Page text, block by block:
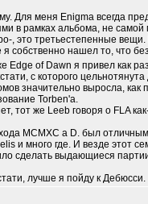
Для меня Enigma всегда
в рамках альбома, не
, это третьестепенные
я собственно нашел то, что
Edge of Dawn я привел как
с которого
значительно выросла,
Torben'а.
тот же Leeb говоря о FLA
MCMXC a D. был
и много где. И везде этот
сделать выдающиеся
лучше я пойду к Дебюсси.